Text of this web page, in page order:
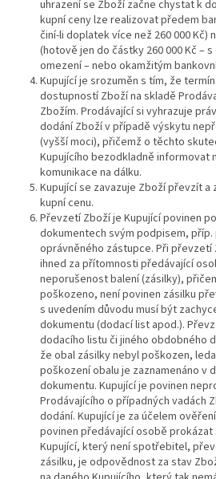
uhrazení se Zboží začne chystat k
kupní ceny lze realizovat předem
činí-li doplatek více než 260 000 Kč)
(hotově jen do částky 260 000 Kč –
omezení – nebo okamžitým
Kupující je srozuměn s tím, že
dostupností Zboží na skladě
Zbožím. Prodávající si vyhrazuje
dodání Zboží v případě výskytu
(vyšší moci), přičemž o těchto
Kupujícího bezodkladně informovat
komunikace na dálku.
Kupující se zavazuje Zboží převzít a
kupní cenu.
Převzetí Zboží je Kupující povinen
dokumentech svým podpisem,
oprávněného zástupce. Při převzetí
ihned za přítomnosti předávající
neporušenost balení (zásilky),
poškozeno, není povinen zásilku
s uvedením důvodu musí být
dokumentu (dodací list apod.).
dodacího listu či jiného obdobného
že obal zásilky nebyl poškozen,
poškození obalu je zaznamenáno v
dokumentu. Kupující je povinen
Prodávajícího o případných vadách
dodání. Kupující je za účelem
povinen předávající osobě
Kupující, který není spotřebitel,
zásilku, je odpovědnost za stav